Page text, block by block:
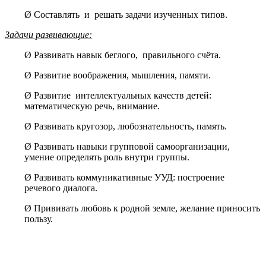
Ø Составлять и решать задачи изученных типов.
Задачи развивающие:
Ø Развивать навык беглого, правильного счёта.
Ø Развитие воображения, мышления, памяти.
Ø Развитие интеллектуальных качеств детей:
математическую речь, внимание.
Ø Развивать кругозор, любознательность, память.
Ø Развивать навыки групповой самоорганизации,
умение определять роль внутри группы.
Ø Развивать коммуникативные УУД: построение
речевого диалога.
Ø Прививать любовь к родной земле, желание приносить
пользу.